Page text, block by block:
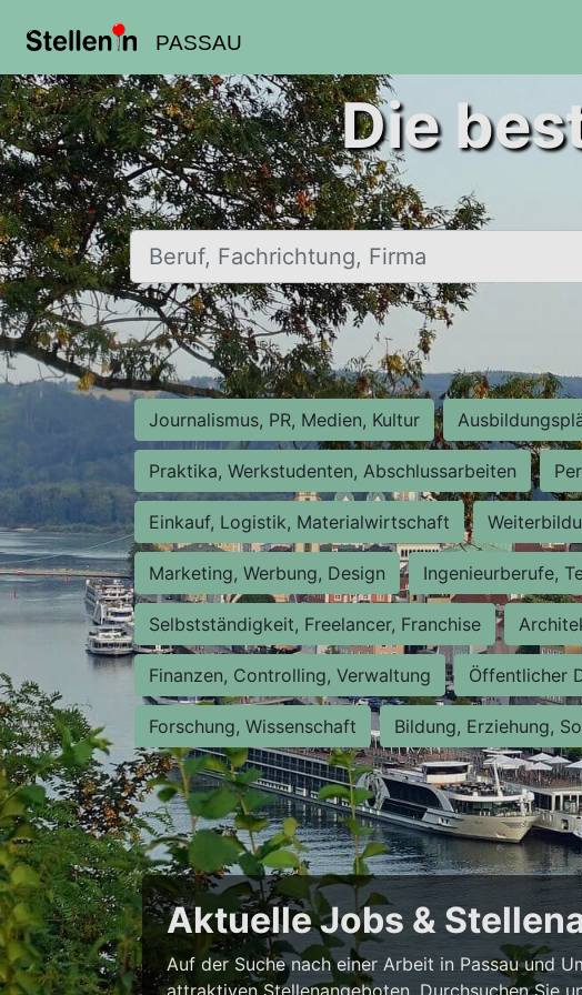
PASSAU
Die
Beruf, Fachrichtung, Firma
Journalismus, PR, Medien, Kultur
Praktika, Werkstudenten, Abschlussarbeiten
Einkauf, Logistik, Materialwirtschaft
Marketing, Werbung, Design Ingenieurberufe,
Selbstständigkeit, Freelancer, Franchise
Finanzen, Controlling, Verwaltung Öffentlicher
Forschung, Wissenschaft Bildung, Erziehung,
Aktuelle Jobs &
Auf der Suche nach einer Arbeit in Passau und